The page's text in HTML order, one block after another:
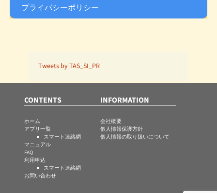
プライバシーポリシー
Tweets by TAS_SI_PR
CONTENTS
ホーム
アプリ一覧
スマート連絡網
マニュアル
FAQ
利用申込
スマート連絡網
お問い合わせ
INFORMATION
会社概要
個人情報保護方針
個人情報の取り扱いについて